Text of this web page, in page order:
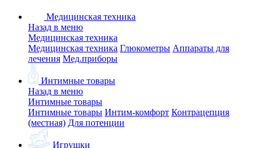
Медицинская техника
Назад в меню
Медицинская техника
Медицинская техника Глюкометры Аппараты для
лечения Мед.приборы
Интимные товары
Назад в меню
Интимные товары
Интимные товары Интим-комфорт Контрацепция
(местная) Для потенции
Игрушки